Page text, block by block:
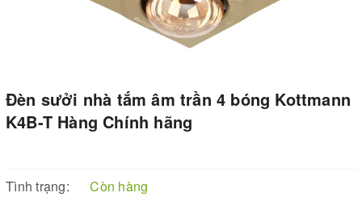
Đèn sưởi nhà tắm âm trần 4 bóng Kottmann
K4B-T Hàng Chính hãng
Tình trạng:
Còn hàng